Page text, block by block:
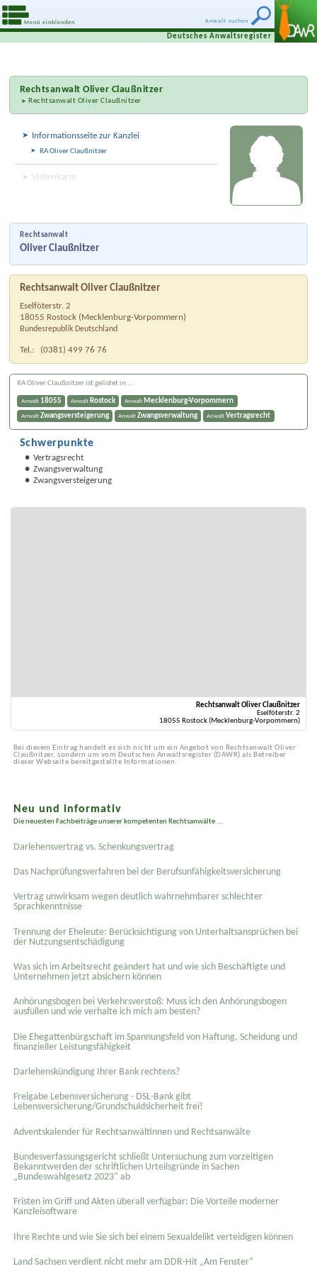
Anwalt suchen
Menü einblenden
Deutsches Anwaltsregister
RechtsanwaltOliver Claußnitzer
Rechtsanwalt Oliver Claußnitzer
Informationsseite zur Kanzlei
RA Oliver Claußnitzer
Visitenkarte
Rechtsanwalt
Oliver Claußnitzer
Rechtsanwalt Oliver Claußnitzer
Eselföterstr. 2
18055 Rostock ( Mecklenburg-Vorpommern)
Bundesrepublik Deutschland
Tel.: (0381) 499 76 76
RA Oliver Claußnitzer ist gelistet in ...
Anwalt 18055 Anwalt Rostock Anwalt Mecklenburg-Vorpommern
Anwalt Zwangsversteigerung Anwalt Zwangsverwaltung AnwaltVertragsrecht
Schwerpunkte
Vertragsrecht
Zwangsverwaltung
Zwangsversteigerung
Rechtsanwalt Oliver Claußnitzer
Eselföterstr. 2
18055 Rostock (Mecklenburg-Vorpommern)
Bei diesem Eintrag handelt es sich nicht um ein Angebot von Rechtsanwalt Oliver
Claußnitzer, sondern um vom Deutschen Anwaltsregister (DAWR) als Betreiber
dieser Webseite bereitgestellte Informationen.
Neu und informativ
Die neuesten Fachbeiträge unserer kompetenten Rechtsanwälte ...
Darlehensvertrag vs. Schenkungsvertrag
Das Nachprüfungsverfahren bei der Berufsunfähigkeitsversicherung
Vertrag unwirksam wegen deutlich wahrnehmbarer schlechter
Sprachkenntnisse
Trennung der Eheleute: Berücksichtigung von Unterhaltsansprüchen bei
der Nutzungsentschädigung
Was sich im Arbeitsrecht geändert hat und wie sich Beschäftigte und
Unternehmen jetzt absichern können
Anhörungsbogen bei Verkehrsverstoß: Muss ich den Anhörungsbogen
ausfüllen und wie verhalte ich mich am besten?
Die Ehegattenbürgschaft im Spannungsfeld von Haftung, Scheidung und
finanzieller Leistungsfähigkeit
Darlehenskündigung Ihrer Bank rechtens?
Freigabe Lebensversicherung - DSL-Bank gibt
Lebensversicherung/Grundschuldsicherheit frei!
Adventskalender für Rechtsanwältinnen und Rechtsanwälte
Bundesverfassungsgericht schließt Untersuchung zum vorzeitigen
Bekanntwerden der schriftlichen Urteilsgründe in Sachen
„Bundeswahlgesetz 2023“ ab
Fristen im Griff und Akten überall verfügbar: Die Vorteile moderner
Kanzleisoftware
Ihre Rechte und wie Sie sich bei einem Sexual­delikt verteidigen können
Land Sachsen verdient nicht mehr am DDR-Hit „Am Fenster“